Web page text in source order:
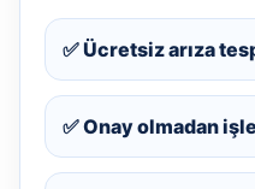
✅ Ücretsiz arıza
✅ Onay olmadan